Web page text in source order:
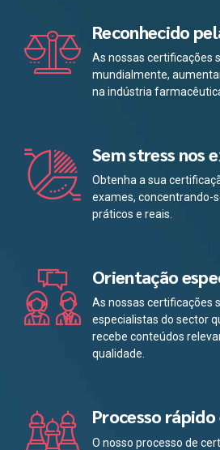
Reconhecido
As nossas certificações
mundialmente,
na indústria
Sem stress nos
Obtenha a sua
exames, concentrando-
práticos e reais.
Orientação
As nossas certificações
especialistas do sector
recebe conteúdos
qualidade.
Processo
O nosso processo de